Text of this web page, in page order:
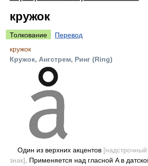
кружок
Толкование
Перевод
кружок
Кружок, Ангстрем, Ринг (Ring)
Один из верхних акцентов
знак] . Применяется над гласной A в